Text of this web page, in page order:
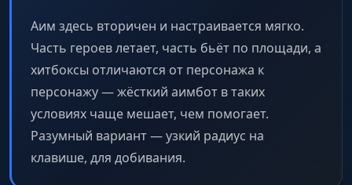
Аим здесь вторичен и настраивается мягко.
Часть героев летает, часть бьёт по площади, а
хитбоксы отличаются от персонажа к
персонажу — жёсткий аимбот в таких
условиях чаще мешает, чем помогает.
Разумный вариант — узкий радиус на
клавише, для добивания.